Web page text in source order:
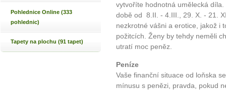
Pohlednice Online (333
pohlednic)
Tapety na plochu (91 tapet)
vytvoříte hodnotná umělecká
době od 8.II. - 4.III., 29. X. - 21.
nezkrotné vášni a erotice, jakož i
požitcích. Ženy by tehdy neměli
utratí moc peněz.
Peníze
Vaše finanční situace od loňska
mínusu s penězi, pravda, pokud